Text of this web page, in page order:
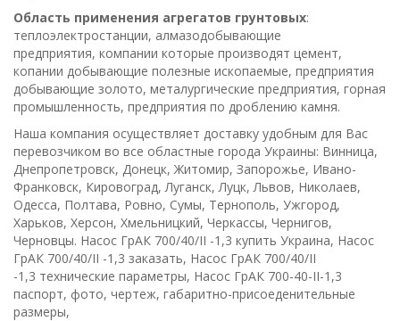
Область применения агрегатов грунтовых:
теплоэлектростанции, алмазодобывающие
предприятия, компании которые производят цемент,
копании добывающие полезные ископаемые, предприятия
добывающие золото, металургические предприятия, горная
промышленность, предприятия по дроблению камня.
Наша компания осуществляет доставку удобным для Вас
перевозчиком во все областные города Украины: Винница,
Днепропетровск, Донецк, Житомир, Запорожье, Ивано-
Франковск, Кировоград, Луганск, Луцк, Львов, Николаев,
Одесса, Полтава, Ровно, Сумы, Тернополь, Ужгород,
Харьков, Херсон, Хмельницкий, Черкассы, Чернигов,
Черновцы. Насос ГрАК 700/40/II -1,3 купить Украина, Насос
ГрАК 700/40/II -1,3 заказать, Насос ГрАК 700/40/II
-1,3 технические параметры, Насос ГрАК 700-40-ІI-1,3
паспорт, фото, чертеж, габаритно-присоеденительные
размеры,